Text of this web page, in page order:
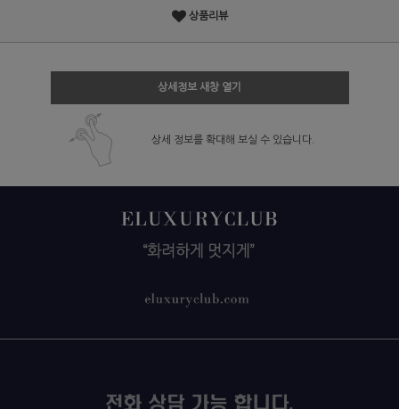
상품리뷰
상세정보 새창 열기
상세 정보를 확대해 보실 수 있습니다.